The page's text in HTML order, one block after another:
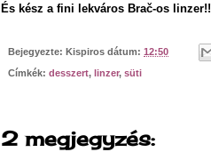
És kész a fini lekváros Brač-os
Bejegyezte: Kispiros dátum: 12:50
Címkék: desszert, linzer, süti
2 megjegyzés: